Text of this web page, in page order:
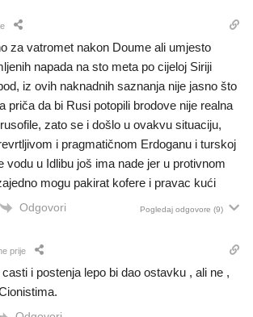
za vatromet nakon Doume ali umjesto
napada na sto meta po cijeloj Siriji
iz ovih naknadnih saznanja nije jasno što
priča da bi Rusi potopili brodove nije realna
zato se i došlo u ovakvu situaciju,
i pragmatičnom Erdoganu i turskoj
vodu u Idlibu još ima nade jer u protivnom
mogu pakirat kofere i pravac kući
Odgovori Pogledaj odgovore (9)
prije
i postenja lepo bi dao ostavku , ali ne ,